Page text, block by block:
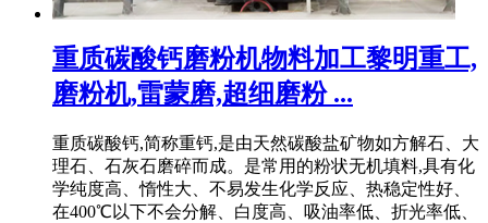
重质碳酸钙磨粉机物料加工黎明重工,
磨粉机,雷蒙磨,超细磨粉 ...
重质碳酸钙,简称重钙,是由天然碳酸盐矿物如方解石、大
理石、石灰石磨碎而成。是常用的粉状无机填料,具有化
学纯度高、惰性大、不易发生化学反应、热稳定性好、
在400℃以下不会分解、白度高、吸油率低、折光率低、